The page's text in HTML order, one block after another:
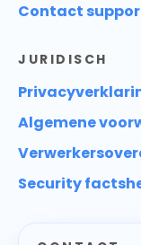
Contact
JURIDISCH
Algemene
Security